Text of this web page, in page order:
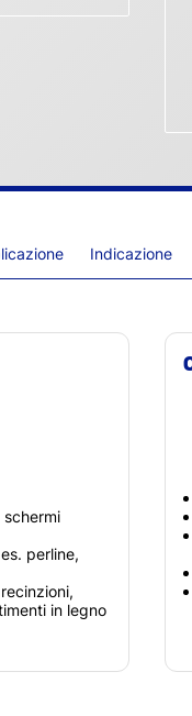
Indicazione
schermi
perline,
in legno